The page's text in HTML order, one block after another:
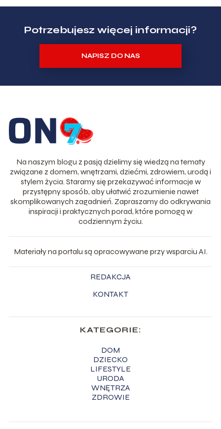
Potrzebujesz więcej informacji?
NAPISZ DO NAS
Na naszym blogu z pasją dzielimy się wiedzą na tematy
związane z domem, wnętrzami, dziećmi, zdrowiem, urodą i
stylem życia. Staramy się przekazywać informacje w
przystępny sposób, aby ułatwić zrozumienie nawet
skomplikowanych zagadnień. Zapraszamy do odkrywania
inspiracji i praktycznych porad, które pomogą w
codziennym życiu.
Materiały na portalu są opracowywane przy wsparciu AI.
REDAKCJA
KONTAKT
KATEGORIE:
DOM
DZIECKO
LIFESTYLE
URODA
WNĘTRZA
ZDROWIE